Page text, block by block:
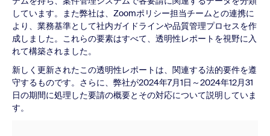
しています。また弊社は、Zoomポリシー担当チームとの連携に
より、業務基準として社内ガイドラインや品質管理プロセスを作
成しました。これらの要素はすべて、透明性レポートを視野に入
れて構築されました。
新しく更新されたこの透明性レポートは、関連する法的要件を遵
守するものです。さらに、弊社が2024年7月1日～2024年12月31
日の期間に処理した要請の概要とその対応について説明していま
す。